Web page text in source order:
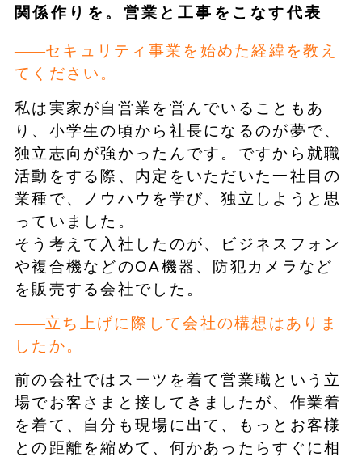
関係作りを。営業と工事をこなす代表
セキュリティ事業を始めた経緯を教え
てください。
私は実家が自営業を営んでいることもあ
り、小学生の頃から社長になるのが夢で、
独立志向が強かったんです。ですから就職
活動をする際、内定をいただいた一社目の
業種で、ノウハウを学び、独立しようと思
っていました。
そう考えて入社したのが、ビジネスフォン
や複合機などのOA機器、防犯カメラなど
を販売する会社でした。
立ち上げに際して会社の構想はありま
したか。
前の会社ではスーツを着て営業職という立
場でお客さまと接してきましたが、作業着
を着て、自分も現場に出て、もっとお客様
との距離を縮めて、何かあったらすぐに相